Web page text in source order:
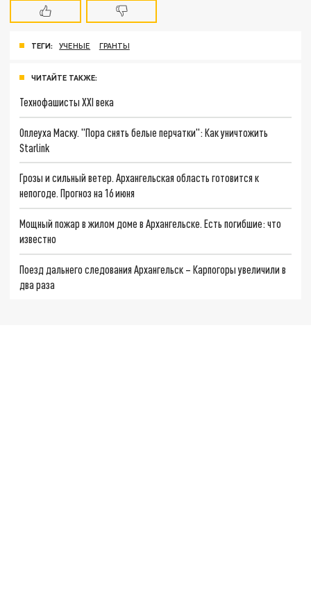
ТЕГИ: УЧЕНЫЕ ГРАНТЫ
ЧИТАЙТЕ ТАКЖЕ:
Технофашисты XXI века
Оплеуха Маску. "Пора снять белые перчатки": Как уничтожить
Starlink
Грозы и сильный ветер. Архангельская область готовится к
непогоде. Прогноз на 16 июня
Мощный пожар в жилом доме в Архангельске. Есть погибшие: что
известно
Поезд дальнего следования Архангельск – Карпогоры увеличили в
два раза